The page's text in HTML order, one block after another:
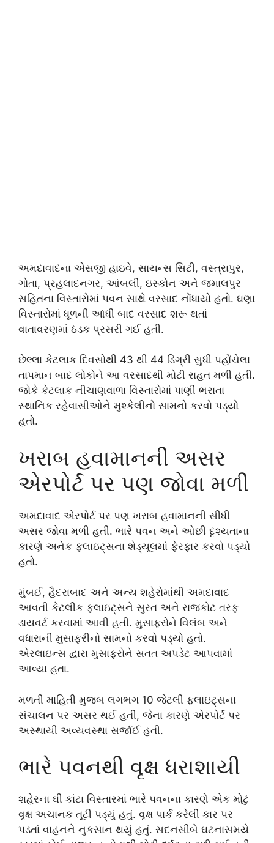
અમદાવાદના એસજી હાઇવે, સાયન્સ સિટી, વસ્ત્રાપુર,
ગોતા, પ્રહલાદનગર, આંબલી, ઇસ્કોન અને જમાલપુર
સહિતના વિસ્તારોમાં પવન સાથે વરસાદ નોંધાયો હતો. ઘણા
વિસ્તારોમાં ધૂળની આંધી બાદ વરસાદ શરૂ થતાં
વાતાવરણમાં ઠંડક પ્રસરી ગઈ હતી.
છેલ્લા કેટલાક દિવસોથી 43 થી 44 ડિગ્રી સુધી પહોંચેલા
તાપમાન બાદ લોકોને આ વરસાદથી મોટી રાહત મળી હતી.
જોકે કેટલાક નીચાણવાળા વિસ્તારોમાં પાણી ભરાતા
સ્થાનિક રહેવાસીઓને મુશ્કેલીનો સામનો કરવો પડ્યો
હતો.
ખરાબ હવામાનની અસર
એરપોર્ટ પર પણ જોવા મળી
અમદાવાદ એરપોર્ટ પર પણ ખરાબ હવામાનની સીધી
અસર જોવા મળી હતી. ભારે પવન અને ઓછી દૃશ્યતાના
કારણે અનેક ફ્લાઇટ્સના શેડ્યૂલમાં ફેરફાર કરવો પડ્યો
હતો.
મુંબઈ, હૈદરાબાદ અને અન્ય શહેરોમાંથી અમદાવાદ
આવતી કેટલીક ફ્લાઇટ્સને સુરત અને રાજકોટ તરફ
ડાયવર્ટ કરવામાં આવી હતી. મુસાફરોને વિલંબ અને
વધારાની મુસાફરીનો સામનો કરવો પડ્યો હતો.
એરલાઇન્સ દ્વારા મુસાફરોને સતત અપડેટ આપવામાં
આવ્યા હતા.
મળતી માહિતી મુજબ લગભગ 10 જેટલી ફ્લાઇટ્સના
સંચાલન પર અસર થઈ હતી, જેના કારણે એરપોર્ટ પર
અસ્થાયી અવ્યવસ્થા સર્જાઈ હતી.
ભારે પવનથી વૃક્ષ ધરાશાયી
શહેરના ઘી કાંટા વિસ્તારમાં ભારે પવનના કારણે એક મોટું
વૃક્ષ અચાનક તૂટી પડ્યું હતું. વૃક્ષ પાર્ક કરેલી કાર પર
પડતાં વાહનને નુકસાન થયું હતું. સદનસીબે ઘટનાસમયે